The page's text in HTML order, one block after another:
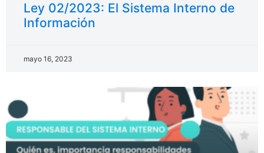
Ley 02/2023: El Sistema Interno de
Información
mayo 16, 2023